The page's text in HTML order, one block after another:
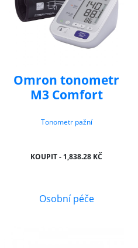
Omron tonometr
M3 Comfort
Tonometr pažní
KOUPIT - 1,838.28 KČ
Osobní péče